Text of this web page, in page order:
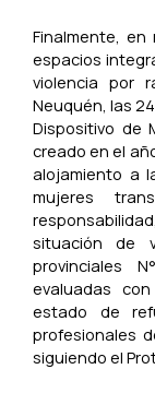
Finalmente,
espacios
violencia por
Neuquén, las
Dispositivo de
creado en el
alojamiento a
mujeres
situación de
provinciales
evaluadas
estado de
profesionales
siguiendo el